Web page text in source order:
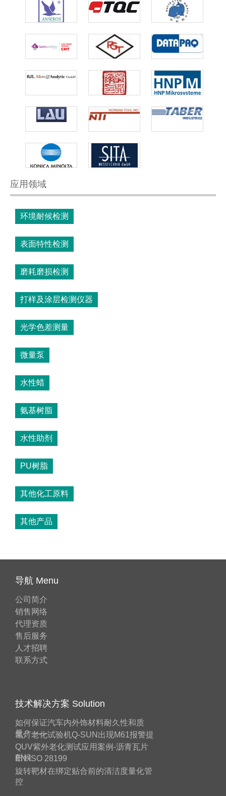
应用领域
环境耐候检测
表面特性检测
磨耗磨损检测
打样及涂层检测仪器
光学色差测量
微量泵
水性蜡
氨基树脂
水性助剂
PU树脂
其他化工原料
其他产品
导航 Menu
公司简介
销售网络
代理资质
售后服务
人才招聘
联系方式
技术解决方案 Solution
如何保证汽车内外饰材料耐久性和质
量？——
氙灯老化试验机Q-SUN出现M61报警提
QUV紫外老化测试应用案例-沥青瓦片
耐候
EN ISO 28199
旋转靶材在绑定贴合前的清洁度量化管
控